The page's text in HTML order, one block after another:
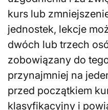
kurs lub
jednostek, lekcje
dwóch lub trzech
zobowiązany do
przynajmniej na
przed początkiem
klasyfikacyjny i